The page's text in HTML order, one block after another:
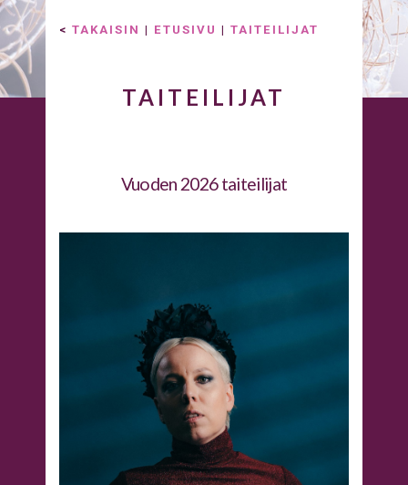
< TAKAISIN | ETUSIVU | TAITEILIJAT
TAITEILIJAT
Vuoden 2026 taiteilijat